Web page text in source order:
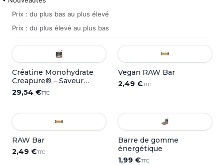
Prix : du plus bas au plus élevé
Prix : du plus élevé au plus bas
Créatine Monohydrate
Creapure® – Saveur
Neutre
29,54 €TTC
Vegan RAW Bar
2,49 €TTC
RAW Bar
2,49 €TTC
Barre de gomme
énergétique
1,99 €TTC